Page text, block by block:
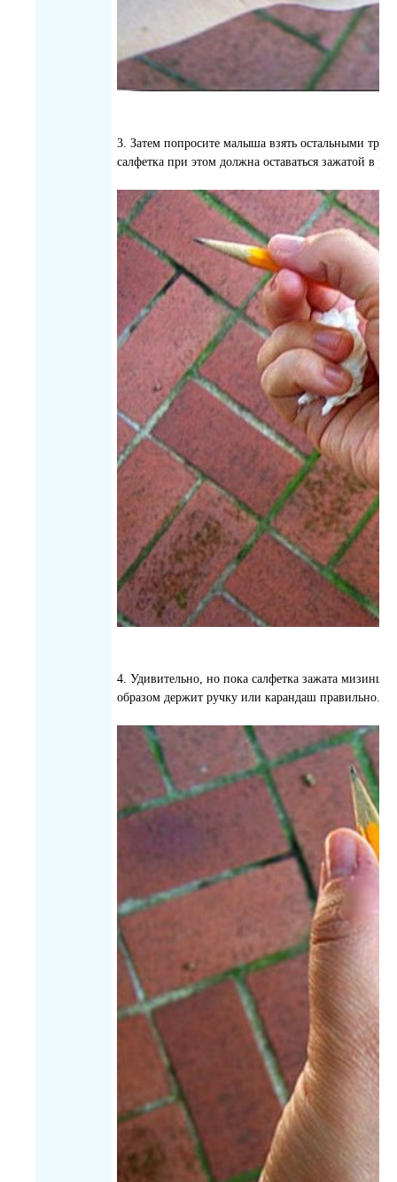
3. Затем попросите малыша взять остальными
салфетка при этом должна оставаться зажатой в
4. Удивительно, но пока салфетка зажата
образом держит ручку или карандаш правильно.